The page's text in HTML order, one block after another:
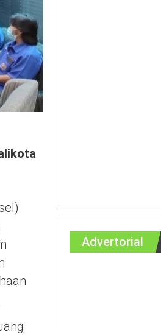
Advertorial